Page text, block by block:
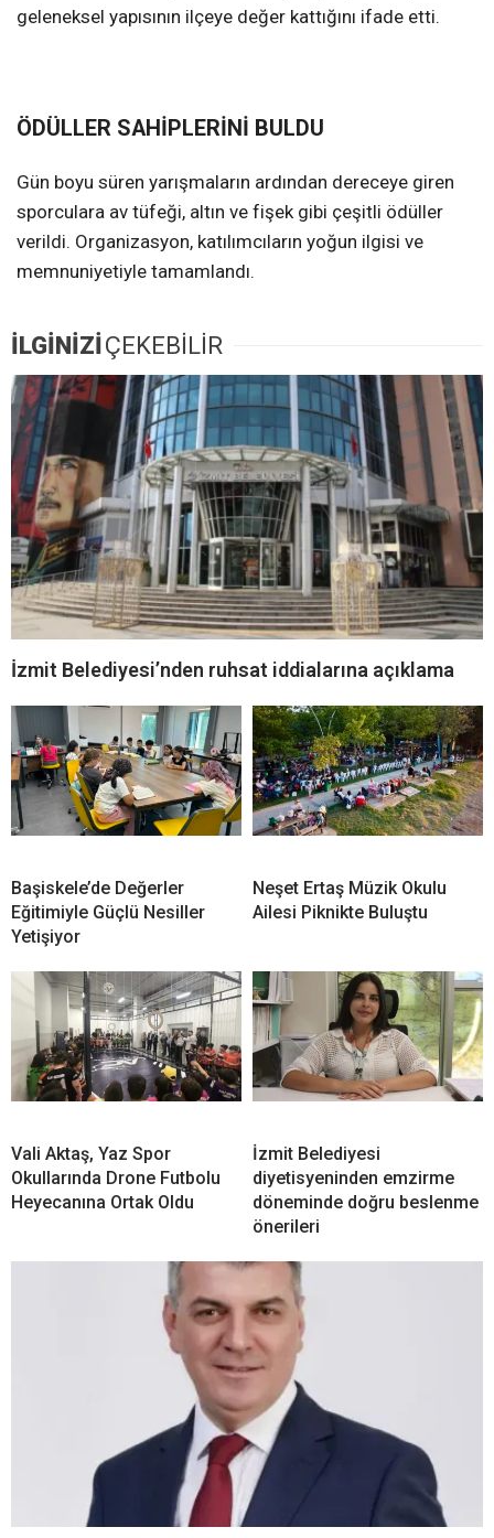
geleneksel yapısının ilçeye değer kattığını ifade etti.
ÖDÜLLER SAHİPLERİNİ BULDU
Gün boyu süren yarışmaların ardından dereceye giren
sporculara av tüfeği, altın ve fişek gibi çeşitli ödüller
verildi. Organizasyon, katılımcıların yoğun ilgisi ve
memnuniyetiyle tamamlandı.
İLGİNİZİÇEKEBİLİR
İzmit Belediyesi’nden ruhsat iddialarına açıklama
Başiskele’de Değerler
Eğitimiyle Güçlü Nesiller
Yetişiyor
Neşet Ertaş Müzik Okulu
Ailesi Piknikte Buluştu
Vali Aktaş, Yaz Spor
Okullarında Drone Futbolu
Heyecanına Ortak Oldu
İzmit Belediyesi
diyetisyeninden emzirme
döneminde doğru beslenme
önerileri